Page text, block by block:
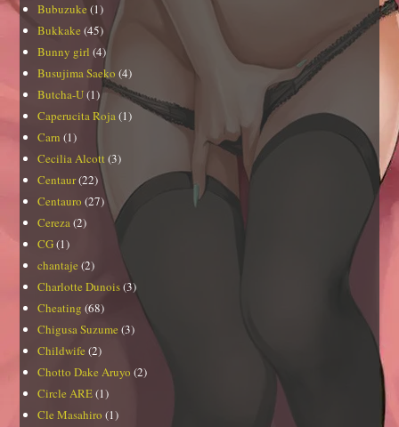
Bubuzuke (1)
Bukkake (45)
Bunny girl (4)
Busujima Saeko (4)
Butcha-U(1)
Caperucita Roja(1)
Carn (1)
Cecilia Alcott (3)
Centaur(22)
Centauro (27)
Cereza(2)
CG(1)
chantaje (2)
Charlotte Dunois(3)
Cheating (68)
Chigusa Suzume (3)
Childwife (2)
Chotto Dake Aruyo (2)
Circle ARE(1)
Cle Masahiro (1)